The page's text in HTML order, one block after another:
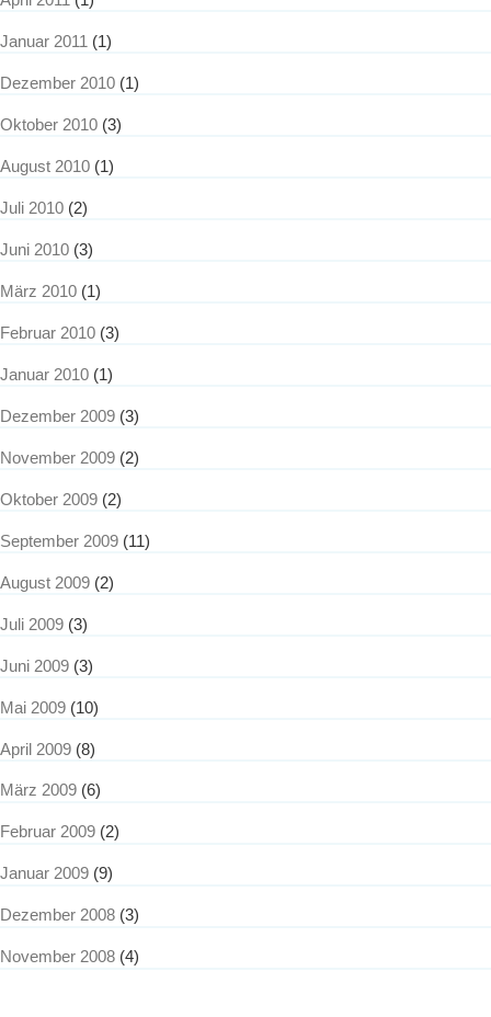
Januar 2011 (1)
Dezember 2010 (1)
Oktober 2010 (3)
August 2010 (1)
Juli 2010 (2)
Juni 2010 (3)
März 2010 (1)
Februar 2010 (3)
Januar 2010 (1)
Dezember 2009 (3)
November 2009 (2)
Oktober 2009 (2)
September 2009 (11)
August 2009 (2)
Juli 2009 (3)
Juni 2009 (3)
Mai 2009 (10)
April 2009 (8)
März 2009 (6)
Februar 2009 (2)
Januar 2009 (9)
Dezember 2008 (3)
November 2008 (4)